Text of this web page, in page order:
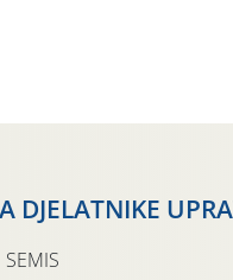
DJELATNIKE
SEMIS